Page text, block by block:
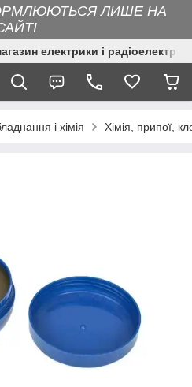
ЛИШЕ НА
електрики і
і хімія Хімія, припої,